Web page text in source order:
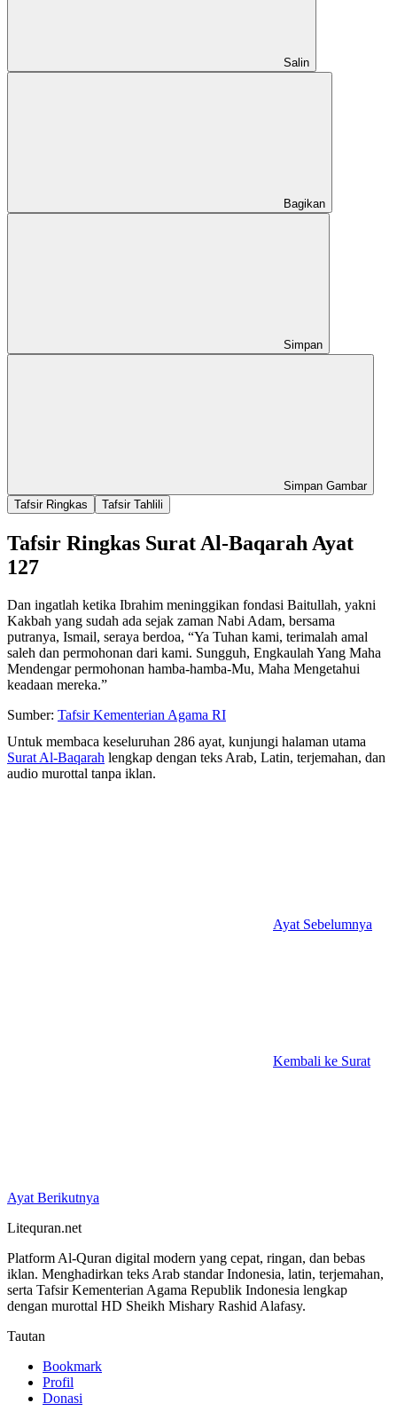
Salin
Bagikan
Simpan
Simpan Gambar
Tafsir Ringkas
Tafsir Tahlili
Tafsir Ringkas Surat Al-Baqarah Ayat
127
Dan ingatlah ketika Ibrahim meninggikan fondasi Baitullah, yakni
Kakbah yang sudah ada sejak zaman Nabi Adam, bersama
putranya, Ismail, seraya berdoa, “Ya Tuhan kami, terimalah amal
saleh dan permohonan dari kami. Sungguh, Engkaulah Yang Maha
Mendengar permohonan hamba-hamba-Mu, Maha Mengetahui
keadaan mereka.”
Sumber: Tafsir Kementerian Agama RI
Untuk membaca keseluruhan 286 ayat, kunjungi halaman utama
Surat Al-Baqarah lengkap dengan teks Arab, Latin, terjemahan, dan
audio murottal tanpa iklan.
Ayat Sebelumnya
Kembali ke Surat
Ayat Berikutnya
Litequran.net
Platform Al-Quran digital modern yang cepat, ringan, dan bebas
iklan. Menghadirkan teks Arab standar Indonesia, latin, terjemahan,
serta Tafsir Kementerian Agama Republik Indonesia lengkap
dengan murottal HD Sheikh Mishary Rashid Alafasy.
Tautan
Bookmark
Profil
Donasi